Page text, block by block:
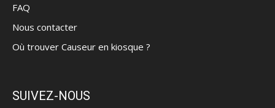
FAQ
Nous contacter
Où trouver Causeur en kiosque ?
SUIVEZ-NOUS